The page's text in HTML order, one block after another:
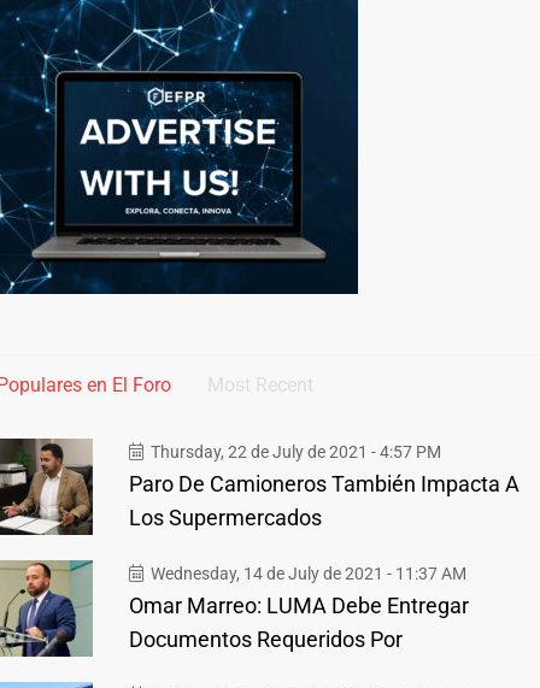
en El Foro Most Recent
Thursday, 22 de July de 2021 - 4:57 PM
Paro De Camioneros También Impacta A
Los Supermercados
Wednesday, 14 de July de 2021 - 11:37 AM
Omar Marreo: LUMA Debe Entregar
Documentos Requeridos Por